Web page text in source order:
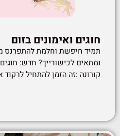
חוגים ואימונים בזום
תמיד חיפשת וחלמת להתפרנס
ומתאים לכישורייך? חדש:
קורונה :זה הזמן להתחיל לרקוד